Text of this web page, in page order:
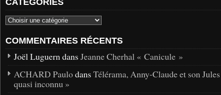
COMMENTAIRES RÉCENTS
Joël Luguern dans Jeanne Cherhal « Canicule »
ACHARD Paulodans Télérama, Anny-Claude et son
quasi inconnu »